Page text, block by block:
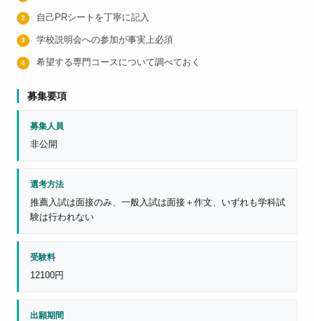
自己PRシートを丁寧に記入
学校説明会への参加が事実上必須
希望する専門コースについて調べておく
募集要項
募集人員
非公開
選考方法
推薦入試は面接のみ、一般入試は面接＋作文、いずれも学科試
験は行われない
受験料
12100円
出願期間